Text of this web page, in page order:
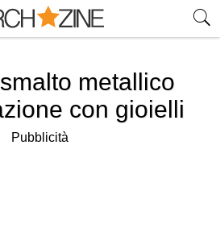
metallico
con gioielli
Pubblicità